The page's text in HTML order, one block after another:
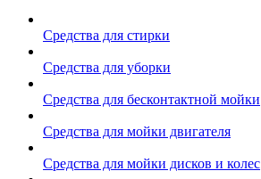
Средства для стирки
Средства для уборки
Средства для бесконтактной мойки
Средства для мойки двигателя
Средства для мойки дисков и колес